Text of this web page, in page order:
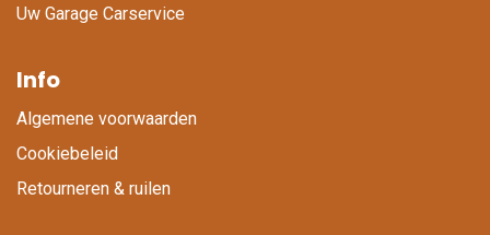
Uw Garage Carservice
Info
Algemene voorwaarden
Cookiebeleid
Retourneren & ruilen